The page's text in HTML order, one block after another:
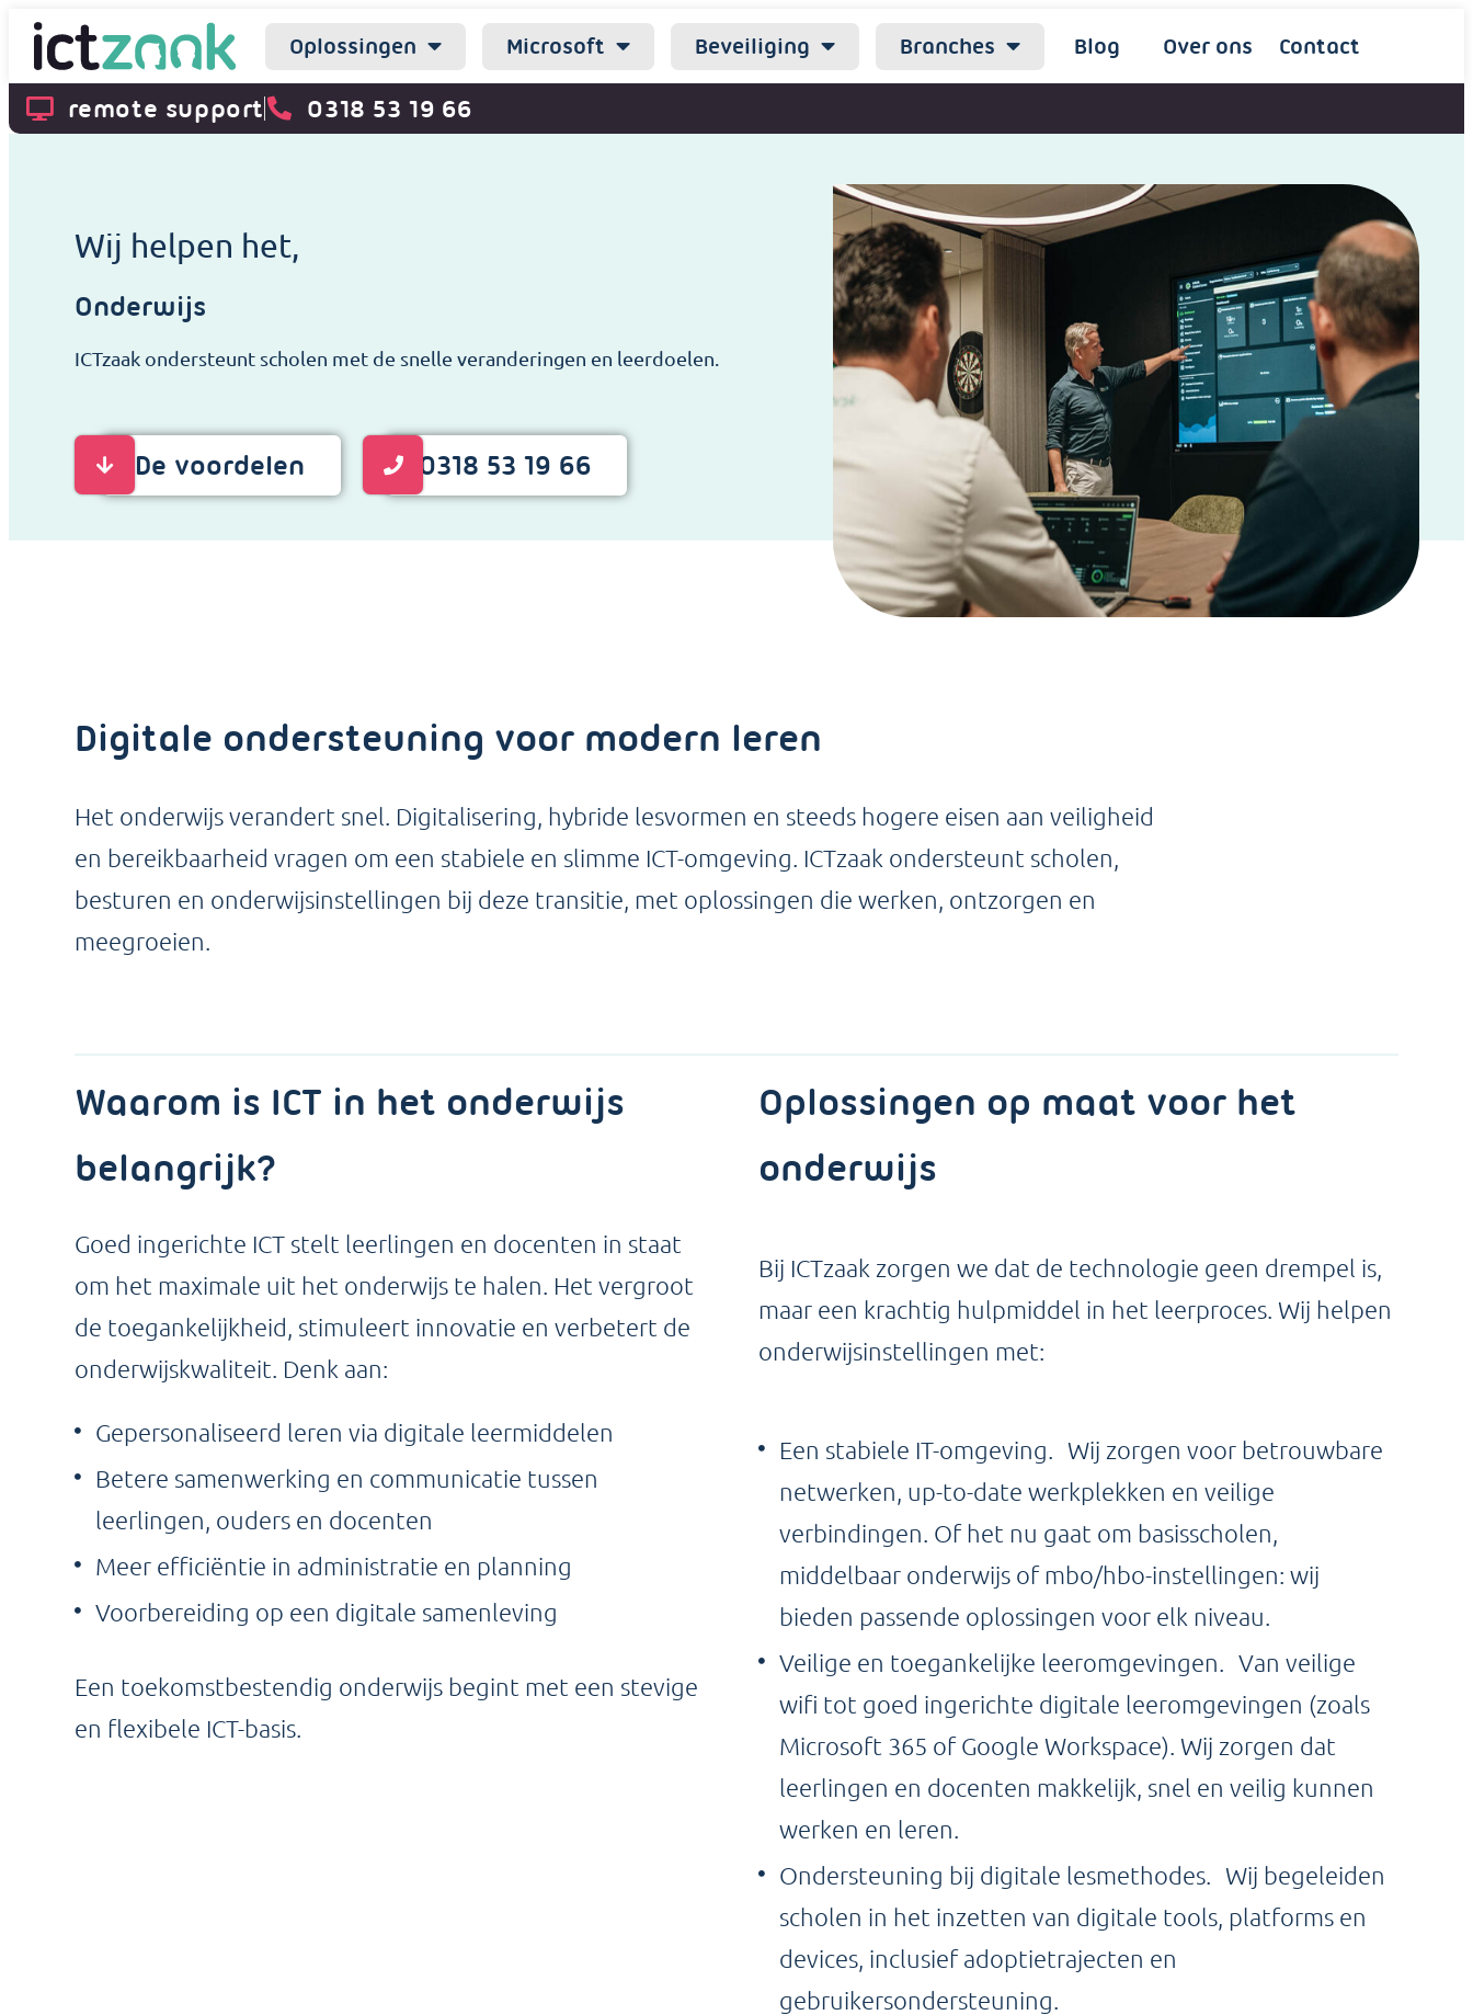
Oplossingen Microsoft Beveiliging Branches Blog Over ons Contact
remote support 0318 53 19 66
Wij helpen het,
Onderwijs
ICTzaak ondersteunt scholen met de snelle veranderingen en leerdoelen.
De voordelen 0318 53 19 66
Digitale ondersteuning voor modern leren
Het onderwijs verandert snel. Digitalisering, hybride lesvormen en steeds hogere eisen aan veiligheid
en bereikbaarheid vragen om een stabiele en slimme ICT-omgeving. ICTzaak ondersteunt scholen,
besturen en onderwijsinstellingen bij deze transitie, met oplossingen die werken, ontzorgen en
meegroeien.
Waarom is ICT in het onderwijs
belangrijk?
Goed ingerichte ICT stelt leerlingen en docenten in staat
om het maximale uit het onderwijs te halen. Het vergroot
de toegankelijkheid, stimuleert innovatie en verbetert de
onderwijskwaliteit. Denk aan:
Gepersonaliseerd leren via digitale leermiddelen
Betere samenwerking en communicatie tussen
leerlingen, ouders en docenten
Meer efficiëntie in administratie en planning
Voorbereiding op een digitale samenleving
Een toekomstbestendig onderwijs begint met een stevige
en flexibele ICT-basis.
Oplossingen op maat voor het
onderwijs
Bij ICTzaak zorgen we dat de technologie geen drempel is,
maar een krachtig hulpmiddel in het leerproces. Wij helpen
onderwijsinstellingen met:
Een stabiele IT-omgeving. Wij zorgen voor betrouwbare
netwerken, up-to-date werkplekken en veilige
verbindingen. Of het nu gaat om basisscholen,
middelbaar onderwijs of mbo/hbo-instellingen: wij
bieden passende oplossingen voor elk niveau.
Veilige en toegankelijke leeromgevingen. Van veilige
wifi tot goed ingerichte digitale leeromgevingen (zoals
Microsoft 365 of Google Workspace). Wij zorgen dat
leerlingen en docenten makkelijk, snel en veilig kunnen
werken en leren.
Ondersteuning bij digitale lesmethodes. Wij begeleiden
scholen in het inzetten van digitale tools, platforms en
devices, inclusief adoptietrajecten en
gebruikersondersteuning.